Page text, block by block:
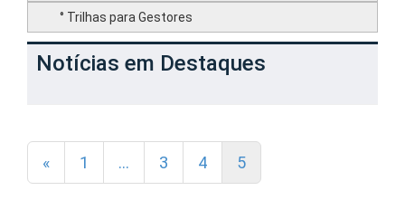
° Trilhas para Gestores
Notícias em Destaques
« 1 … 3 4 5